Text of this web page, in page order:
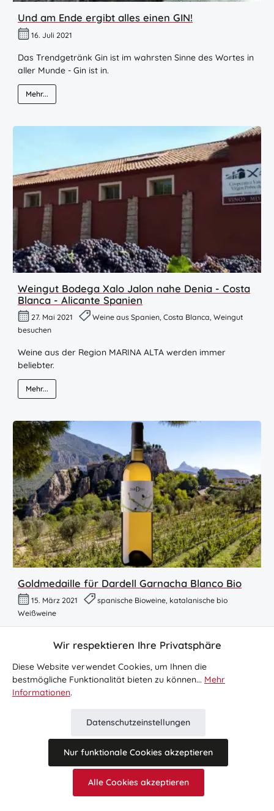
Und am Ende ergibt alles einen GIN!
16. Juli 2021
Das Trendgetränk Gin ist im wahrsten Sinne des Wortes in
aller Munde - Gin ist in.
Mehr...
Weingut Bodega Xalo Jalon nahe Denia - Costa
Blanca - Alicante Spanien
27. Mai 2021
Weine aus Spanien, Costa Blanca, Weingut
besuchen
Weine aus der Region MARINA ALTA werden immer
beliebter.
Mehr...
Goldmedaille für Dardell Garnacha Blanco Bio
15. März 2021
spanische Bioweine, katalanische bio
Weißweine
Blanco vom spanischen Weingut Celler Coma d'en Bonet.
Mehr...
9. Juni 2026
Sonderaktionen mit tollen Rabatten!
Wir respektieren Ihre Privatsphäre
Diese Website verwendet Cookies, um Ihnen die
bestmögliche Funktionalität bieten zu können... Mehr
Informationen.
Datenschutzeinstellungen
Nur funktionale Cookies akzeptieren
Alle Cookies akzeptieren